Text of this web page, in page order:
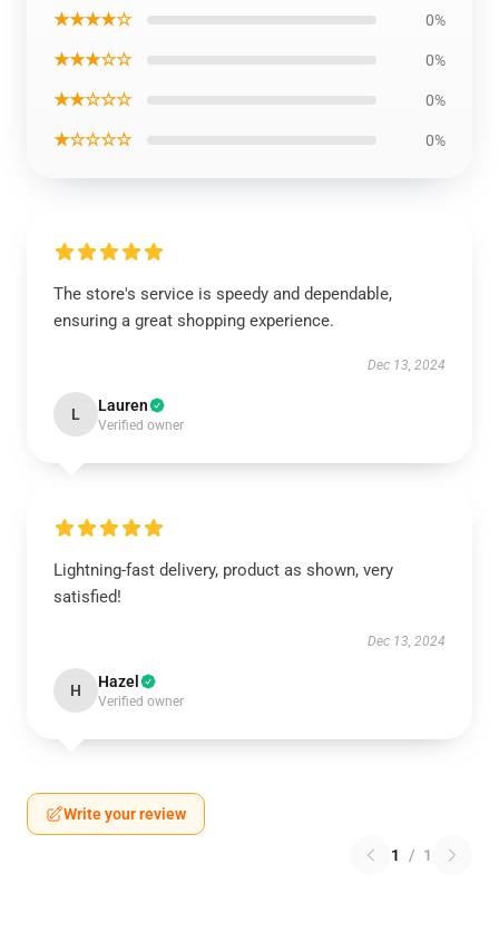
★★★★☆ 0%
★★★☆☆ 0%
★★☆☆☆ 0%
★☆☆☆☆ 0%
The store's service is speedy and dependable,
ensuring a great shopping experience.
Dec 13, 2024
L Lauren
Verified owner
Lightning-fast delivery, product as shown, very
satisfied!
Dec 13, 2024
H Hazel
Verified owner
Write your review
1 / 1